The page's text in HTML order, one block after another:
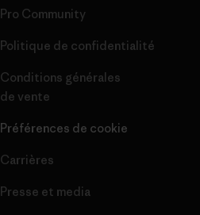
Pro Community
Politique de confidentialité
Conditions générales
de vente
Préférences de cookie
Carrières
Presse et media